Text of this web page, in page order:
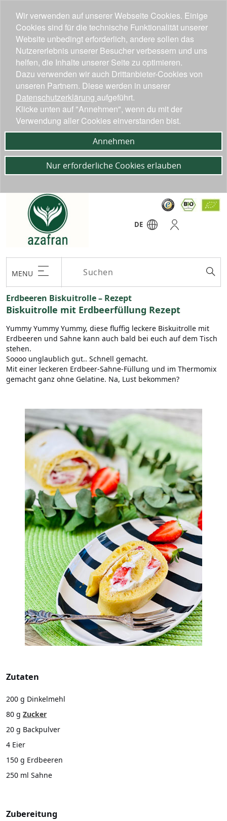
DE
MENU
Erdbeeren Biskuitrolle – Rezept
Biskuitrolle mit Erdbeerfüllung Rezept
Yummy Yummy Yummy, diese fluffig leckere Biskuitrolle mit
Erdbeeren und Sahne kann auch bald bei euch auf dem Tisch
stehen.
Soooo unglaublich gut.. Schnell gemacht.
Mit einer leckeren Erdbeer-Sahne-Füllung und im Thermomix
gemacht ganz ohne Gelatine. Na, Lust bekommen?
Zutaten
200 g Dinkelmehl
80 g Zucker
20 g Backpulver
4 Eier
150 g Erdbeeren
250 ml Sahne
Zubereitung
Wir verwenden auf unserer Webseite Cookies. Einige
Cookies sind für die technische Funktionalität unserer
Website unbedingt erforderlich, andere sollen das
Nutzererlebnis unserer Besucher verbessern und uns
helfen, die Inhalte unserer Seite zu optimieren.
Dazu verwenden wir auch Drittanbieter-Cookies von
unseren Partnern. Diese werden in unserer
Datenschutzerklärung aufgeführt.
Klicke unten auf "Annehmen", wenn du mit der
Verwendung aller Cookies einverstanden bist.
Annehmen
Nur erforderliche Cookies erlauben